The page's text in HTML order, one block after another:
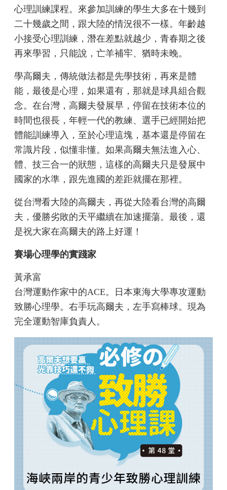
心理訓練課程。來參加訓練的學生大多在十幾到
二十幾歲之間，跟大陸的情況很不一樣。年齡越
小接受心理訓練，潛在差點就越少，青春期之後
再來學習，只能說，亡羊補牢、猶時未晚。
學高爾夫，傳統做法都是先學技術，再來是體
能，最後是心理，如果還有，那就是球具組合觀
念。在台灣，高爾夫發展早，停留在技術本位的
時間也很長，年輕一代的教練、選手已經開始把
體能訓練導入，至於心理這塊，基本還是停留在
常識片段，似懂非懂。如果高爾夫無法進入心、
體、技三合一的狀態，這樣的高爾夫只是發展中
國家的水準，跟先進國的差距就擺在那裡。
從台灣看大陸的高爾夫，再從大陸看台灣的高爾
夫，優勝劣敗的天平繼續在加速擺蕩。最後，還
是祝大家在高爾夫的路上好運！
賽場心理學的實踐家
黃承富
台灣運動作家中的ACE。日本東海大學專攻運動
致勝心理學。右手玩高爾夫，左手寫棒球。現為
完全運動智庫負責人。